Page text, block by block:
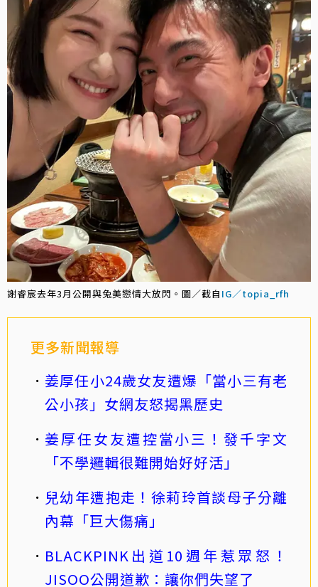
謝睿宸去年3月公開與兔美戀情大放閃。圖／截自 IG／topia_rfh
更多新聞報導
姜厚任小24歲女友遭爆「當小三有老
公小孩」女網友怒揭黑歷史
姜厚任女友遭控當小三！發千字文
「不學邏輯很難開始好好活」
兒幼年遭抱走！徐莉玲首談母子分離
內幕「巨大傷痛」
BLACKPINK出道10週年惹眾怒！
JISOO公開道歉：讓你們失望了